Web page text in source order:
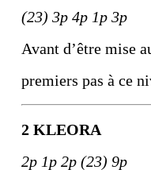
(23) 3p 4p 1p 3p
Avant d’être mise
premiers pas à ce
2 KLEORA
2p 1p 2p (23) 9p